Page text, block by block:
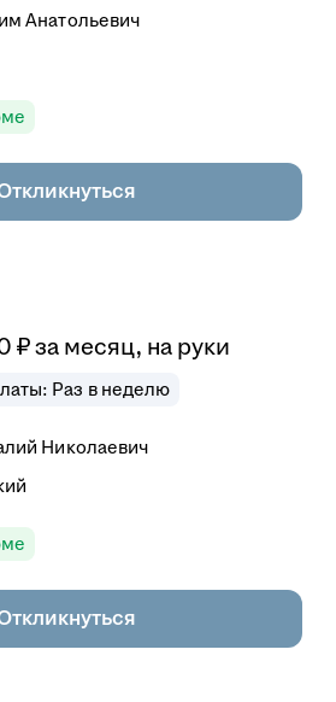
Анатольевич
₽ за месяц, на руки
Раз в неделю
Николаевич